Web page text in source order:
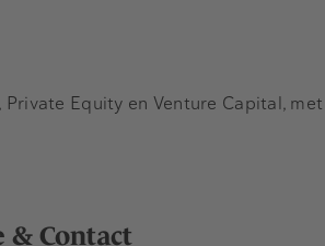
& Contact
Equity en Venture Capital, met